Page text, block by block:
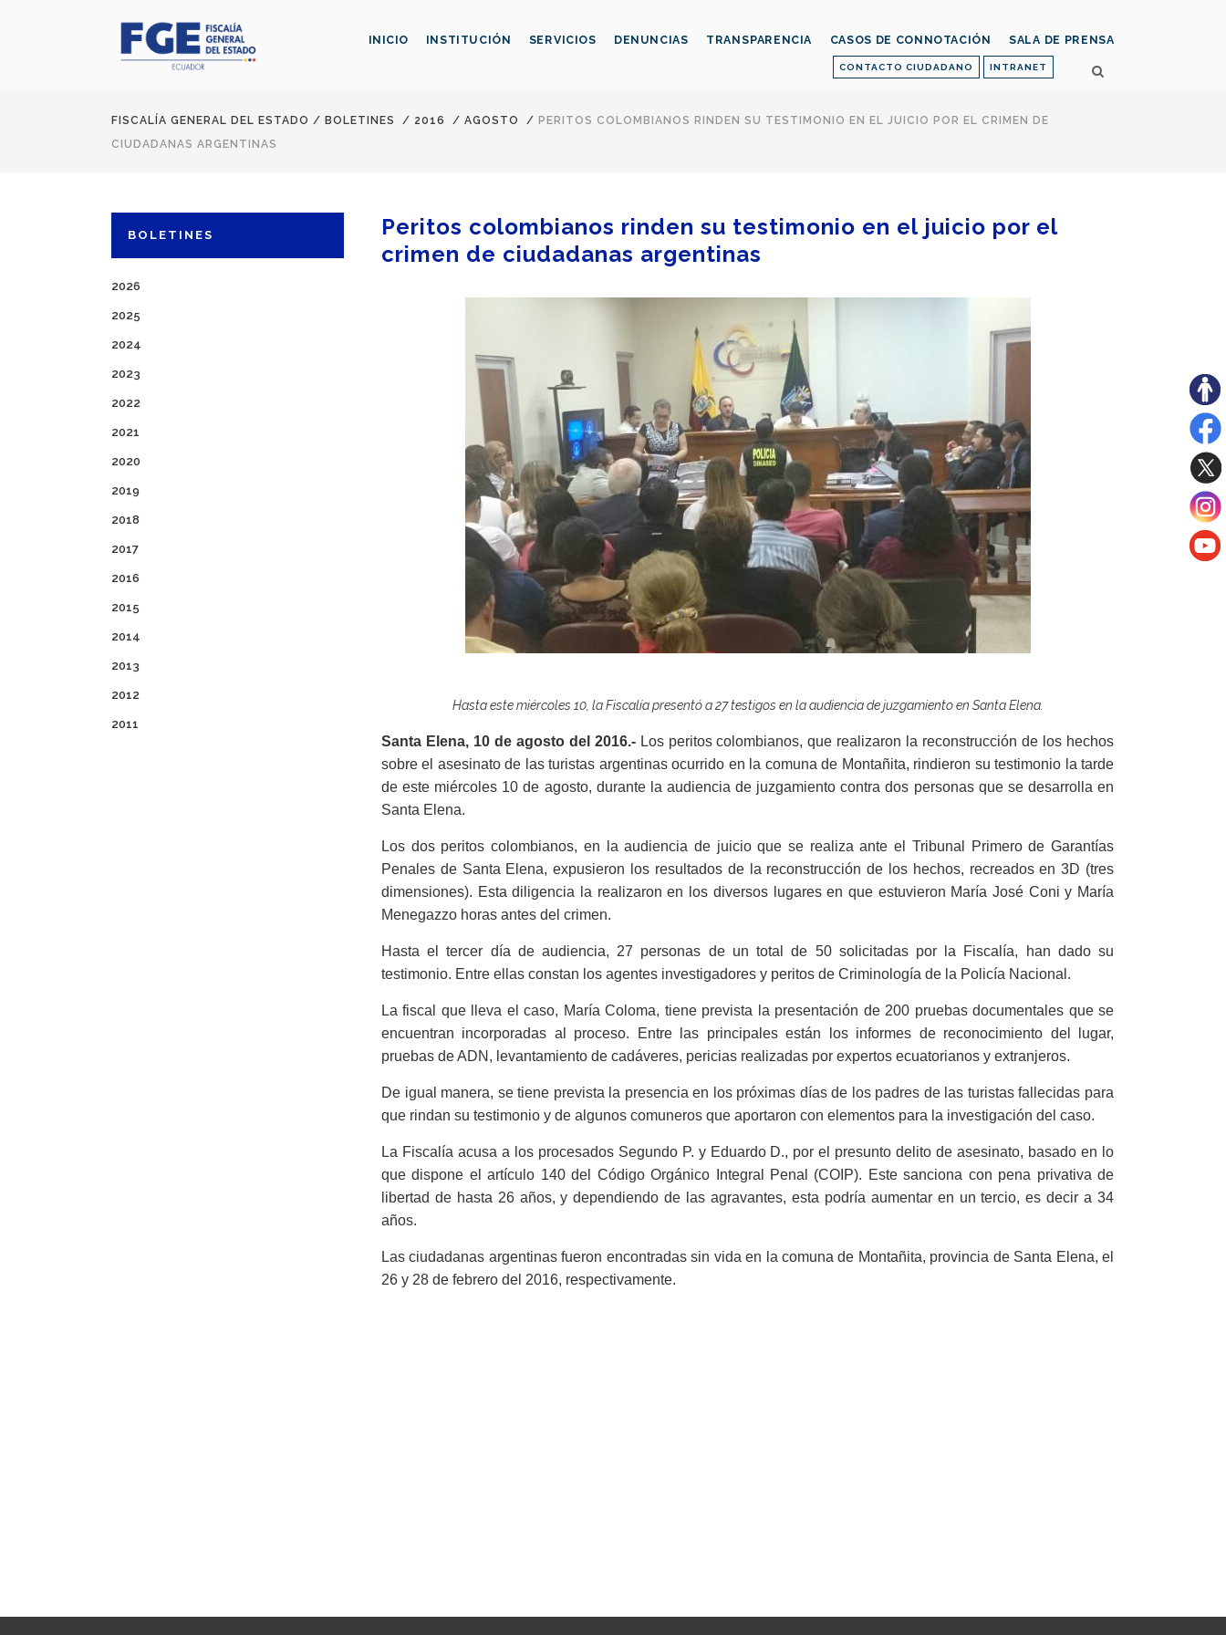
CONTACTO CIUDADANO INTRANET
INICIO INSTITUCIÓN SERVICIOS DENUNCIAS TRANSPARENCIA CASOS DE CONNOTACIÓN SALA DE PRENSA
FISCALÍA GENERAL DEL ESTADO / BOLETINES / 2016 / AGOSTO / PERITOS COLOMBIANOS RINDEN SU TESTIMONIO EN EL JUICIO POR EL CRIMEN DE
CIUDADANAS ARGENTINAS
BOLETINES
2026
2025
2024
2023
2022
2021
2020
2019
2018
2017
2016
2015
2014
2013
2012
2011
Peritos colombianos rinden su testimonio en el juicio por el
crimen de ciudadanas argentinas
Hasta este miércoles 10, la Fiscalía presentó a 27 testigos en la audiencia de juzgamiento en Santa Elena.
Santa Elena, 10 de agosto del 2016.- Los peritos colombianos, que realizaron la reconstrucción de los hechos
sobre el asesinato de las turistas argentinas ocurrido en la comuna de Montañita, rindieron su testimonio la tarde
de este miércoles 10 de agosto, durante la audiencia de juzgamiento contra dos personas que se desarrolla en
Santa Elena.
Los dos peritos colombianos, en la audiencia de juicio que se realiza ante el Tribunal Primero de Garantías
Penales de Santa Elena, expusieron los resultados de la reconstrucción de los hechos, recreados en 3D (tres
dimensiones). Esta diligencia la realizaron en los diversos lugares en que estuvieron María José Coni y María
Menegazzo horas antes del crimen.
Hasta el tercer día de audiencia, 27 personas de un total de 50 solicitadas por la Fiscalía, han dado su
testimonio. Entre ellas constan los agentes investigadores y peritos de Criminología de la Policía Nacional.
La fiscal que lleva el caso, María Coloma, tiene prevista la presentación de 200 pruebas documentales que se
encuentran incorporadas al proceso. Entre las principales están los informes de reconocimiento del lugar,
pruebas de ADN, levantamiento de cadáveres, pericias realizadas por expertos ecuatorianos y extranjeros.
De igual manera, se tiene prevista la presencia en los próximas días de los padres de las turistas fallecidas para
que rindan su testimonio y de algunos comuneros que aportaron con elementos para la investigación del caso.
La Fiscalía acusa a los procesados Segundo P. y Eduardo D., por el presunto delito de asesinato, basado en lo
que dispone el artículo 140 del Código Orgánico Integral Penal (COIP). Este sanciona con pena privativa de
libertad de hasta 26 años, y dependiendo de las agravantes, esta podría aumentar en un tercio, es decir a 34
años.
Las ciudadanas argentinas fueron encontradas sin vida en la comuna de Montañita, provincia de Santa Elena, el
26 y 28 de febrero del 2016, respectivamente.